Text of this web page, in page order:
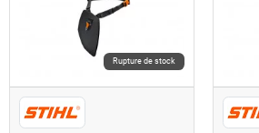
Rupture de stock